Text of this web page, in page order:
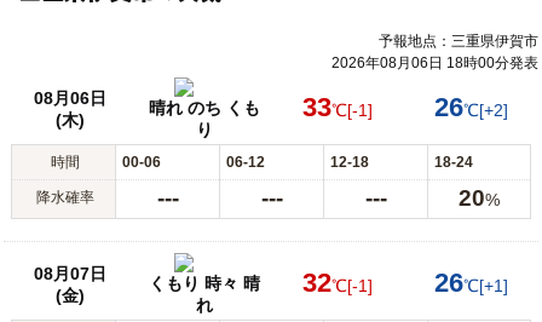
予報地点：三重県伊賀市
2026年08月06日 18時00分発表
08月06日
(木)
晴れ のち くも
り
33℃[-1] 26℃[+2]
時間 00-06 06-12 12-18 18-24
降水確率 --- --- --- 20%
08月07日
(金)
くもり 時々 晴
れ
32℃[-1] 26℃[+1]